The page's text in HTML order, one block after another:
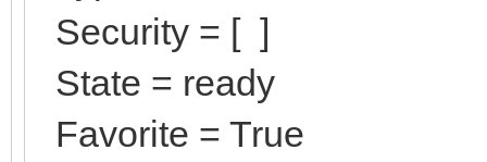
Security = [ ]
State = ready
Favorite = True